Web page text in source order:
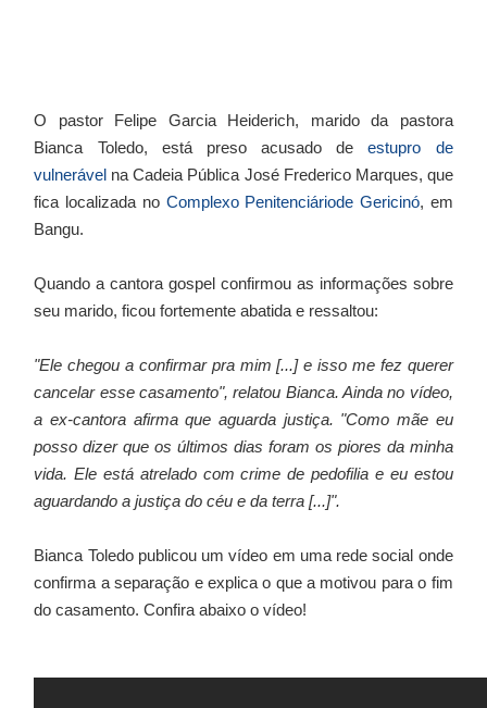
O pastor Felipe Garcia Heiderich, marido da pastora
Bianca Toledo, está preso acusado deestupro de
vulnerável na Cadeia Pública José Frederico Marques, que
fica localizada no Complexo Penitenciáriode Gericinó, em
Bangu.
Quando a cantora gospel confirmou as informações sobre
seu marido, ficou fortemente abatida e ressaltou:
"Ele chegou a confirmar pra mim [...] e isso me fez querer
cancelar esse casamento", relatou Bianca. Ainda no vídeo,
a ex-cantora afirma que aguarda justiça. "Como mãe eu
posso dizer que os últimos dias foram os piores da minha
vida. Ele está atrelado com crime de pedofilia e eu estou
aguardando a justiça do céu e da terra [...]".
Bianca Toledo publicou um vídeo em uma rede social onde
confirma a separação e explica o que a motivou para o fim
do casamento. Confira abaixo o vídeo!